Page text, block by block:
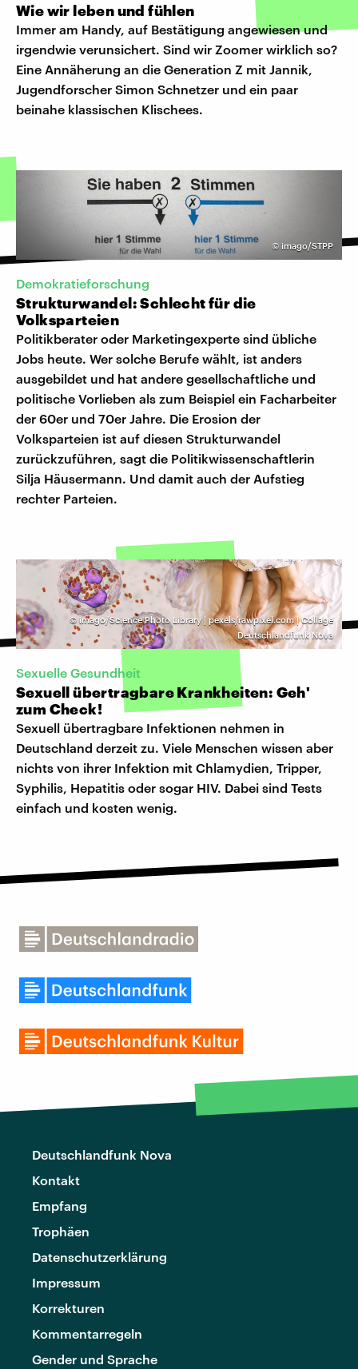
Wie wir leben und fühlen
Immer am Handy, auf Bestätigung angewiesen und
irgendwie verunsichert. Sind wir Zoomer wirklich so?
Eine Annäherung an die Generation Z mit Jannik,
Jugendforscher Simon Schnetzer und ein paar
beinahe klassischen Klischees.
© imago/STPP
Demokratieforschung
Strukturwandel: Schlecht für die
Volksparteien
Politikberater oder Marketingexperte sind übliche
Jobs heute. Wer solche Berufe wählt, ist anders
ausgebildet und hat andere gesellschaftliche und
politische Vorlieben als zum Beispiel ein Facharbeiter
der 60er und 70er Jahre. Die Erosion der
Volksparteien ist auf diesen Strukturwandel
zurückzuführen, sagt die Politikwissenschaftlerin
Silja Häusermann. Und damit auch der Aufstieg
rechter Parteien.
© imago/Science Photo Library | pexels/rawpixel.com | Collage
Deutschlandfunk Nova
Sexuelle Gesundheit
Sexuell übertragbare Krankheiten: Geh'
zum Check!
Sexuell übertragbare Infektionen nehmen in
Deutschland derzeit zu. Viele Menschen wissen aber
nichts von ihrer Infektion mit Chlamydien, Tripper,
Syphilis, Hepatitis oder sogar HIV. Dabei sind Tests
einfach und kosten wenig.
Deutschlandfunk Nova
Kontakt
Empfang
Trophäen
Datenschutzerklärung
Impressum
Korrekturen
Kommentarregeln
Gender und Sprache